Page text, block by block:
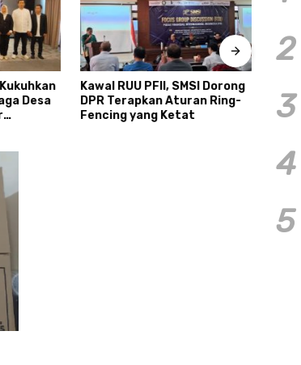
Desa
Kawal RUU PFII, SMSI Dorong
DPR Terapkan Aturan Ring-
Fencing yang Ketat
2
3
4
5